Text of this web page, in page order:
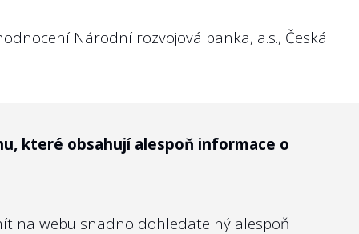
a jak cíle plní.
kritérií (KPIs) jako tržby, zisk či
Národní rozvojová banka, a.s., Česká
které obsahují alespoň informace o
na webu snadno dohledatelný alespoň